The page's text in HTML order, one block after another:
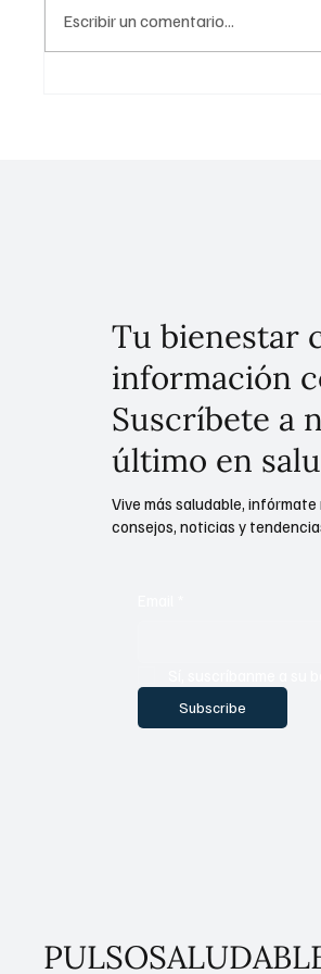
Escribir un comentario...
Tu bienestar
información
Suscríbete a
último en
Subscribe
Vive más saludable,
consejos, noticias y